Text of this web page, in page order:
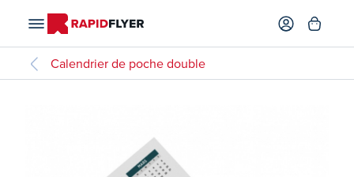
Calendrier de poche double